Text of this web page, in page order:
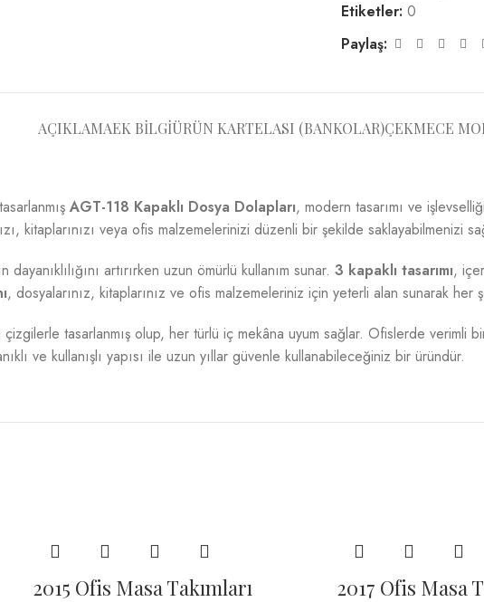
Etiketler: 0
Paylaş:
AÇIKLAMAEK BILGIÜRÜN KARTELASI (BANKOLAR)ÇEKMECE
AGT-118 Kapaklı Dosya Dolapları, modern tasarımı ve
kitaplarınızı veya ofis malzemelerinizi düzenli bir şekilde saklayabilmenizi
dayanıklılığını artırırken uzun ömürlü kullanım sunar. 3 kapaklı tasarımı,
, dosyalarınız, kitaplarınız ve ofis malzemeleriniz için yeterli alan sunarak
tasarlanmış olup, her türlü iç mekâna uyum sağlar. Ofislerde verimli
ve kullanışlı yapısı ile uzun yıllar güvenle kullanabileceğiniz bir üründür.
2015 Ofis Masa Takımları 2017 Ofis Masa